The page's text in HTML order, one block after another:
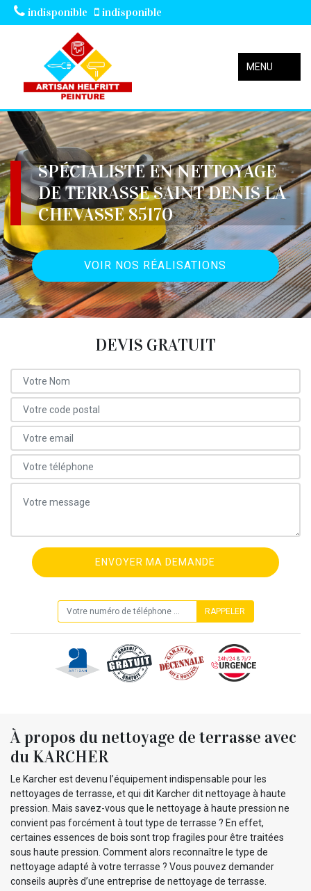
indisponible indisponible
MENU
SPÉCIALISTE EN NETTOYAGE
DE TERRASSE SAINT DENIS LA
CHEVASSE 85170
VOIR NOS RÉALISATIONS
DEVIS GRATUIT
À propos du nettoyage de terrasse avec
du KARCHER
Le Karcher est devenu l’équipement indispensable pour les
nettoyages de terrasse, et qui dit Karcher dit nettoyage à haute
pression. Mais savez-vous que le nettoyage à haute pression ne
convient pas forcément à tout type de terrasse ? En effet,
certaines essences de bois sont trop fragiles pour être traitées
sous haute pression. Comment alors reconnaître le type de
nettoyage adapté à votre terrasse ? Vous pouvez demander
conseils auprès d’une entreprise de nettoyage de terrasse.